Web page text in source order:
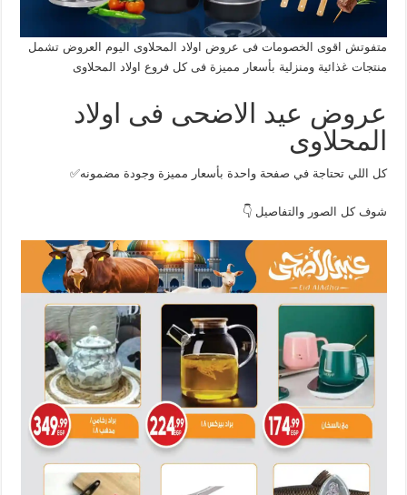
متفوتش اقوى الخصومات فى عروض اولاد المحلاوى اليوم العروض تشمل
منتجات غذائية ومنزلية بأسعار مميزة فى كل فروع اولاد المحلاوى
عروض عيد الاضحى فى اولاد
المحلاوى
كل اللي تحتاجة في صفحة واحدة بأسعار مميزة وجودة مضمونه✅
شوف كل الصور والتفاصيل 👇